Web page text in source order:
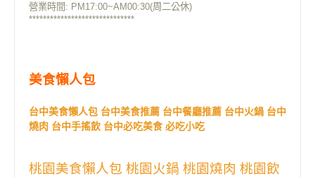
營業時間: PM17:00~AM00:30(周二公休)
******************************
美食懶人包
台中美食懶人包 台中美食推薦 台中餐廳推薦 台中火鍋 台中
燒肉 台中手搖飲 台中必吃美食 必吃小吃
桃園美食懶人包 桃園火鍋 桃園燒肉 桃園飲